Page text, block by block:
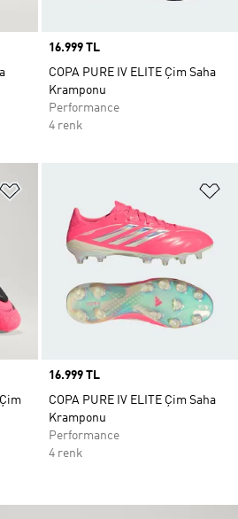
Price
16.999 TL
COPA PURE IV ELITE Çim Saha
Kramponu
Performance
4 renk
Price
16.999 TL
COPA PURE IV ELITE Çim Saha
Kramponu
Performance
4 renk